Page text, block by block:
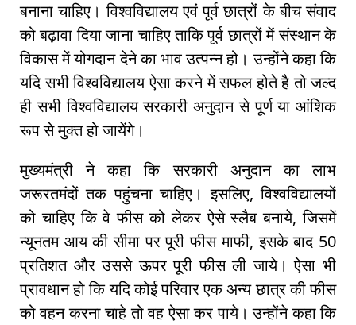
बनाना चाहिए। विश्वविद्यालय एवं पूर्व छात्रों के बीच संवाद
को बढ़ावा दिया जाना चाहिए ताकि पूर्व छात्रों में संस्थान के
विकास में योगदान देने का भाव उत्पन्न हो। उन्होंने कहा कि
यदि सभी विश्वविद्यालय ऐसा करने में सफल होते है तो जल्द
ही सभी विश्वविद्यालय सरकारी अनुदान से पूर्ण या आंशिक
रूप से मुक्त हो जायेंगे।
मुख्यमंत्री ने कहा कि सरकारी अनुदान का लाभ
जरूरतमंदों तक पहुंचना चाहिए। इसलिए, विश्वविद्यालयों
को चाहिए कि वे फीस को लेकर ऐसे स्लैब बनाये, जिसमें
न्यूनतम आय की सीमा पर पूरी फीस माफी, इसके बाद 50
प्रतिशत और उससे ऊपर पूरी फीस ली जाये। ऐसा भी
प्रावधान हो कि यदि कोई परिवार एक अन्य छात्र की फीस
को वहन करना चाहे तो वह ऐसा कर पाये। उन्होंने कहा कि